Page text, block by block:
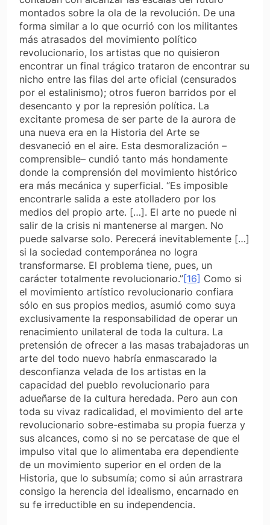
montados sobre la ola de la revolución. De una
forma similar a lo que ocurrió con los militantes
más atrasados del movimiento político
revolucionario, los artistas que no quisieron
encontrar un final trágico trataron de encontrar su
nicho entre las filas del arte oficial (censurados
por el estalinismo); otros fueron barridos por el
desencanto y por la represión política. La
excitante promesa de ser parte de la aurora de
una nueva era en la Historia del Arte se
desvaneció en el aire. Esta desmoralización –
comprensible– cundió tanto más hondamente
donde la comprensión del movimiento histórico
era más mecánica y superficial. “Es imposible
encontrarle salida a este atolladero por los
medios del propio arte. […]. El arte no puede ni
salir de la crisis ni mantenerse al margen. No
puede salvarse solo. Perecerá inevitablemente […]
si la sociedad contemporánea no logra
transformarse. El problema tiene, pues, un
carácter totalmente revolucionario.”[16] Como si
el movimiento artístico revolucionario confiara
sólo en sus propios medios, asumió como suya
exclusivamente la responsabilidad de operar un
renacimiento unilateral de toda la cultura. La
pretensión de ofrecer a las masas trabajadoras un
arte del todo nuevo habría enmascarado la
desconfianza velada de los artistas en la
capacidad del pueblo revolucionario para
adueñarse de la cultura heredada. Pero aun con
toda su vivaz radicalidad, el movimiento del arte
revolucionario sobre-estimaba su propia fuerza y
sus alcances, como si no se percatase de que el
impulso vital que lo alimentaba era dependiente
de un movimiento superior en el orden de la
Historia, que lo subsumía; como si aún arrastrara
consigo la herencia del idealismo, encarnado en
su fe irreductible en su independencia.